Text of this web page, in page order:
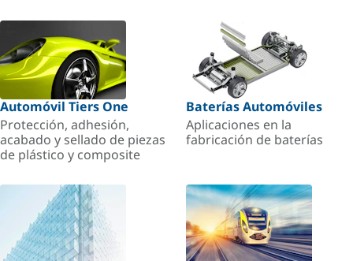
Automóvil Tiers One
Protección, adhesión,
acabado y sellado de piezas
de plástico y composite
Baterías Automóviles
Aplicaciones en la
fabricación de baterías